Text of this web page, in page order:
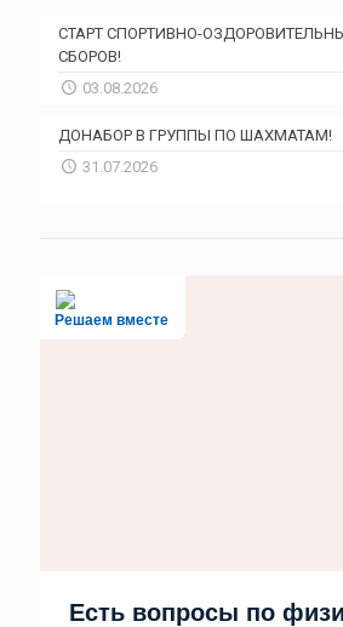
СТАРТ СПОРТИВНО-
СБОРОВ!
03.08.2026
ДОНАБОР В ГРУППЫ ПО ШАХМАТАМ!
31.07.2026
Решаем вместе
Есть вопросы по